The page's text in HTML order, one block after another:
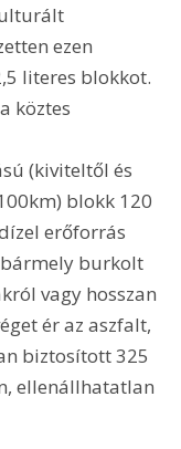
ezen
literes blokkot.
köztes
(kiviteltől és
blokk 120
erőforrás
burkolt
vagy hosszan
ér az aszfalt,
biztosított 325
ellenállhatatlan